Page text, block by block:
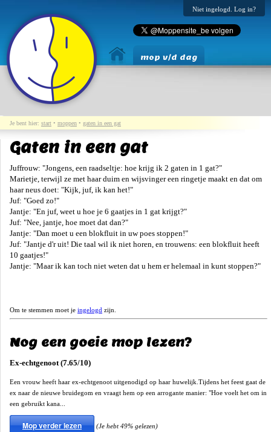
Niet ingelogd. Log in?
mop v/d dag
Je bent hier: start • moppen • gaten in een gat
Gaten in een gat
Juffrouw: "Jongens, een raadseltje: hoe krijg ik 2 gaten in 1 gat?"
Marietje, terwijl ze met haar duim en wijsvinger een ringetje maakt en dat om
haar neus doet: "Kijk, juf, ik kan het!"
Juf: "Goed zo!"
Jantje: "En juf, weet u hoe je 6 gaatjes in 1 gat krijgt?"
Juf: "Nee, jantje, hoe moet dat dan?"
Jantje: "Dan moet u een blokfluit in uw poes stoppen!"
Juf: "Jantje d'r uit! Die taal wil ik niet horen, en trouwens: een blokfluit heeft
10 gaatjes!"
Jantje: "Maar ik kan toch niet weten dat u hem er helemaal in kunt stoppen?"
Om te stemmen moet je ingelogd zijn.
Nog een goeie mop lezen?
Ex-echtgenoot (7.65/10)
Een vrouw heeft haar ex-echtgenoot uitgenodigd op haar huwelijk.Tijdens het feest gaat de
ex naar de nieuwe bruidegom en vraagt hem op een arrogante manier: "Hoe voelt het om in
een gebruikt kana...
Mop verder lezen (Je hebt 49% gelezen)